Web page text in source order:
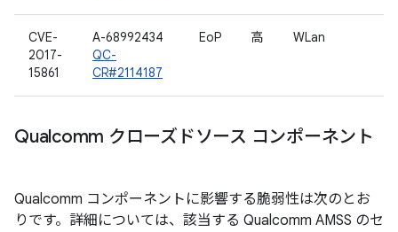
CVE-
2017-
15861
A-68992434
QC-
CR#2114187
EoP 高 WLan
Qualcomm クローズドソース コンポーネント
Qualcomm コンポーネントに影響する脆弱性は次のとお
りです。詳細については、該当する Qualcomm AMSS のセ